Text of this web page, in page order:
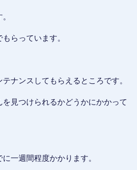
らっています。
ナンスしてもらえるところです。
見つけられるかどうかにかかって
一週間程度かかります。